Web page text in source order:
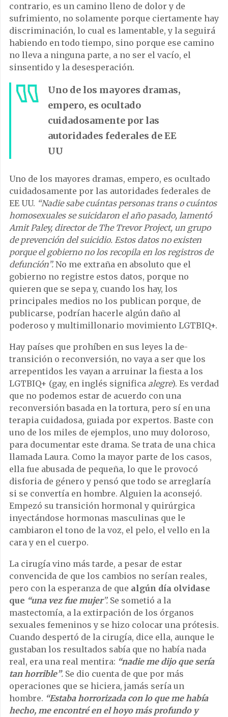
contrario, es un camino lleno de dolor y de
sufrimiento, no solamente porque ciertamente hay
discriminación, lo cual es lamentable, y la seguirá
habiendo en todo tiempo, sino porque ese camino
no lleva a ninguna parte, a no ser el vacío, el
sinsentido y la desesperación.
Uno de los mayores dramas,
empero, es ocultado
cuidadosamente por las
autoridades federales de EE
UU
Uno de los mayores dramas, empero, es ocultado
cuidadosamente por las autoridades federales de
EE UU. “Nadie sabe cuántas personas trans o cuántos
homosexuales se suicidaron el año pasado, lamentó
Amit Paley, director de The Trevor Project, un grupo
de prevención del suicidio. Estos datos no existen
porque el gobierno no los recopila en los registros de
defunción”. No me extraña en absoluto que el
gobierno no registre estos datos, porque no
quieren que se sepa y, cuando los hay, los
principales medios no los publican porque, de
publicarse, podrían hacerle algún daño al
poderoso y multimillonario movimiento LGTBIQ+.
Hay países que prohíben en sus leyes la de-
transición o reconversión, no vaya a ser que los
arrepentidos les vayan a arruinar la fiesta a los
LGTBIQ+ (gay, en inglés significa alegre). Es verdad
que no podemos estar de acuerdo con una
reconversión basada en la tortura, pero sí en una
terapia cuidadosa, guiada por expertos. Baste con
uno de los miles de ejemplos, uno muy doloroso,
para documentar este drama. Se trata de una chica
llamada Laura. Como la mayor parte de los casos,
ella fue abusada de pequeña, lo que le provocó
disforia de género y pensó que todo se arreglaría
si se convertía en hombre. Alguien la aconsejó.
Empezó su transición hormonal y quirúrgica
inyectándose hormonas masculinas que le
cambiaron el tono de la voz, el pelo, el vello en la
cara y en el cuerpo.
La cirugía vino más tarde, a pesar de estar
convencida de que los cambios no serían reales,
pero con la esperanza de que algún día olvidase
que “una vez fue mujer”. Se sometió a la
mastectomía, a la extirpación de los órganos
sexuales femeninos y se hizo colocar una prótesis.
Cuando despertó de la cirugía, dice ella, aunque le
gustaban los resultados sabía que no había nada
real, era una real mentira: “nadie me dijo que sería
tan horrible”. Se dio cuenta de que por más
operaciones que se hiciera, jamás sería un
hombre. “Estaba horrorizada con lo que me había
hecho, me encontré en el hoyo más profundo y